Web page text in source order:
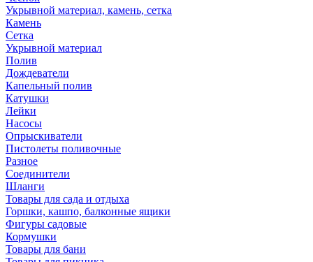
Укрывной материал, камень, сетка
Камень
Сетка
Укрывной материал
Полив
Дождеватели
Капельный полив
Катушки
Лейки
Насосы
Опрыскиватели
Пистолеты поливочные
Разное
Соединители
Шланги
Товары для сада и отдыха
Горшки, кашпо, балконные ящики
Фигуры садовые
Кормушки
Товары для бани